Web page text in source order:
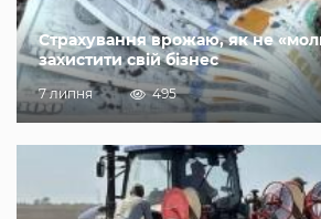
Страхування врожаю, як не
захистити свій бізнес
7 липня 495